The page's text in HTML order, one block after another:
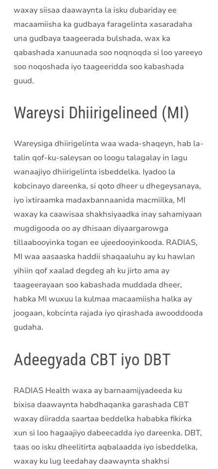
waxay siisaa daawaynta la isku dubariday ee
macaamiisha ka gudbaya faragelinta xasaradaha
una gudbaya taageerada bulshada, wax ka
qabashada xanuunada soo noqnoqda si loo yareeyo
soo noqoshada iyo taageeridda soo kabashada
guud.
Wareysi Dhiirigelineed (MI)
Wareysiga dhiirigelinta waa wada-shaqeyn, hab la-
talin qof-ku-saleysan oo loogu talagalay in lagu
wanaajiyo dhiirigelinta isbeddelka. Iyadoo la
kobcinayo dareenka, si qoto dheer u dhegeysanaya,
iyo ixtiraamka madaxbannaanida macmiilka, MI
waxay ka caawisaa shakhsiyaadka inay sahamiyaan
mugdigooda oo ay dhisaan diyaargarowga
tillaabooyinka togan ee ujeedooyinkooda. RADIAS,
MI waa aasaaska haddii shaqaaluhu ay ku hawlan
yihiin qof xaalad degdeg ah ku jirto ama ay
taageerayaan soo kabashada muddada dheer,
habka MI wuxuu la kulmaa macaamiisha halka ay
joogaan, kobcinta rajada iyo qirashada awooddooda
gudaha.
Adeegyada CBT iyo DBT
RADIAS Health waxa ay barnaamijyadeeda ku
bixisa daawaynta habdhaqanka garashada CBT
waxay diiradda saartaa beddelka hababka fikirka
xun si loo hagaajiyo dabeecadda iyo dareenka. DBT,
taas oo isku dheelitirta aqbalaadda iyo isbeddelka,
waxay ku lug leedahay daawaynta shakhsi